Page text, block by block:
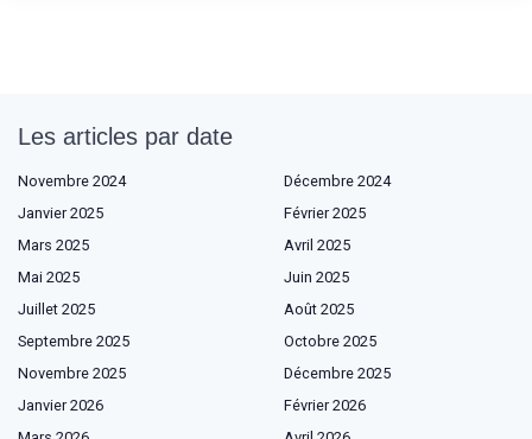
Les articles par date
Novembre 2024
Décembre 2024
Janvier 2025
Février 2025
Mars 2025
Avril 2025
Mai 2025
Juin 2025
Juillet 2025
Août 2025
Septembre 2025
Octobre 2025
Novembre 2025
Décembre 2025
Janvier 2026
Février 2026